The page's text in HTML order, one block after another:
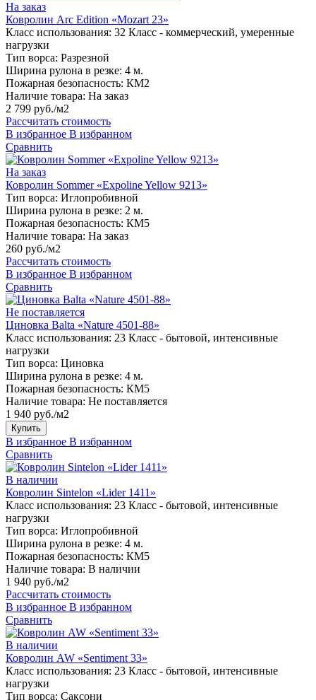
На заказ
Ковролин Arc Edition «Mozart 23»
Класс использования: 32 Класс - коммерческий, умеренные
нагрузки
Тип ворса: Разрезной
Ширина рулона в резке: 4 м.
Пожарная безопасность: КМ2
Наличие товара: На заказ
2 799 руб./м2
Рассчитать стоимость
В избранное В избранном
Сравнить
На заказ
Ковролин Sommer «Expoline Yellow 9213»
Тип ворса: Иглопробивной
Ширина рулона в резке: 2 м.
Пожарная безопасность: КМ5
Наличие товара: На заказ
260 руб./м2
Рассчитать стоимость
В избранное В избранном
Сравнить
Не поставляется
Циновка Balta «Nature 4501-88»
Класс использования: 23 Класс - бытовой, интенсивные
нагрузки
Тип ворса: Циновка
Ширина рулона в резке: 4 м.
Пожарная безопасность: КМ5
Наличие товара: Не поставляется
1 940 руб./м2
Купить
В избранное В избранном
Сравнить
В наличии
Ковролин Sintelon «Lider 1411»
Класс использования: 23 Класс - бытовой, интенсивные
нагрузки
Тип ворса: Иглопробивной
Ширина рулона в резке: 4 м.
Пожарная безопасность: КМ5
Наличие товара: В наличии
1 940 руб./м2
Рассчитать стоимость
В избранное В избранном
Сравнить
В наличии
Ковролин AW «Sentiment 33»
Класс использования: 23 Класс - бытовой, интенсивные
нагрузки
Тип ворса: Саксони